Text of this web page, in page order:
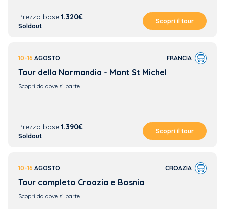
Prezzo base 1.320€
Soldout
Scopri il tour
10-16 AGOSTO FRANCIA
Tour della Normandia - Mont St Michel
Scopri da dove si parte
Prezzo base 1.390€
Soldout
Scopri il tour
10-16 AGOSTO CROAZIA
Tour completo Croazia e Bosnia
Scopri da dove si parte